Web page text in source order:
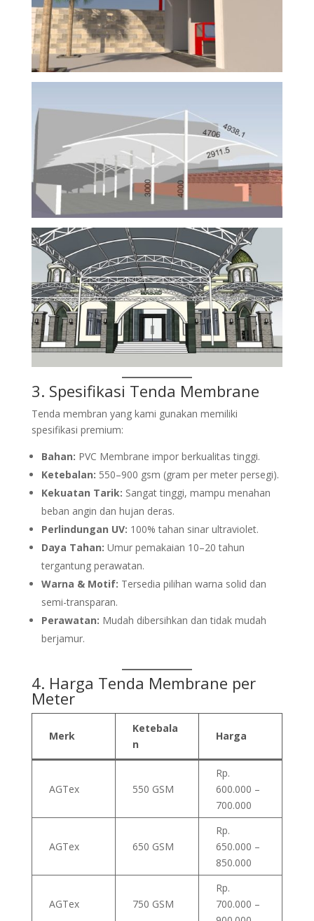
3. Spesifikasi Tenda Membrane
Tenda membran yang kami gunakan memiliki
spesifikasi premium:
Bahan: PVC Membrane impor berkualitas tinggi.
Ketebalan: 550–900 gsm (gram per meter persegi).
Kekuatan Tarik: Sangat tinggi, mampu menahan
beban angin dan hujan deras.
Perlindungan UV: 100% tahan sinar ultraviolet.
Daya Tahan: Umur pemakaian 10–20 tahun
tergantung perawatan.
Warna & Motif: Tersedia pilihan warna solid dan
semi-transparan.
Perawatan: Mudah dibersihkan dan tidak mudah
berjamur.
4. Harga Tenda Membrane per
Meter
Merk
Ketebala
n
Harga
AGTex 550 GSM
Rp.
600.000 –
700.000
AGTex 650 GSM
Rp.
650.000 –
850.000
AGTex 750 GSM
Rp.
700.000 –